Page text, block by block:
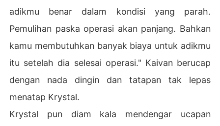
adikmu benar dalam kondisi yang parah.
Pemulihan paska operasi akan panjang. Bahkan
kamu membutuhkan banyak biaya untuk adikmu
itu setelah dia selesai operasi." Kaivan berucap
dengan nada dingin dan tatapan tak lepas
menatap Krystal.
Krystal pun diam kala mendengar ucapan